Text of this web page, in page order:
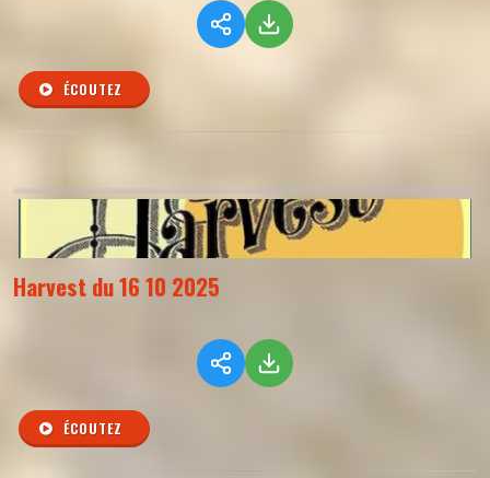
ÉCOUTEZ
Harvest du 16 10 2025
ÉCOUTEZ